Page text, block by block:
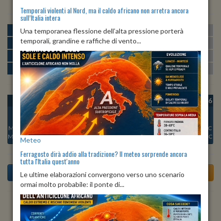
MATTINA min:19º max:26º U:
POMERIGGIO min:27º max:28º
SERA min:22º max:28º U:68% 80%
NOTTE min: 19º max:20º U:72%
OGGI
Min:
27°C
Max:32°C
MAR 11
Min:
Max:32°C
MER 12
Min:24°C
Max:31°C
GIO 13
Min:
23°C
Max:29°C
VEN 14
Max:27°C
SAB 15
Min:22°C
Max:28°C
DOM 16
24°C
Max:30°C
Previsioni del Tempo a Acqualagna tra 5 giorni
Temporali violenti al Nord, ma il caldo africano non arretra ancora
sull’Italia intera
Una temporanea flessione dell’alta pressione porterà
temporali, grandine e raffiche di vento...
Meteo
Ferragosto dirà addio alla tradizione? Il meteo sorprende ancora
tutta l'Italia quest'anno
Le ultime elaborazioni convergono verso uno scenario
ormai molto probabile: il ponte di...